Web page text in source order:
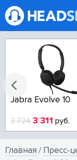
Jabra Evolve 10
3 724 3 311 руб.
Главная / Пресс-